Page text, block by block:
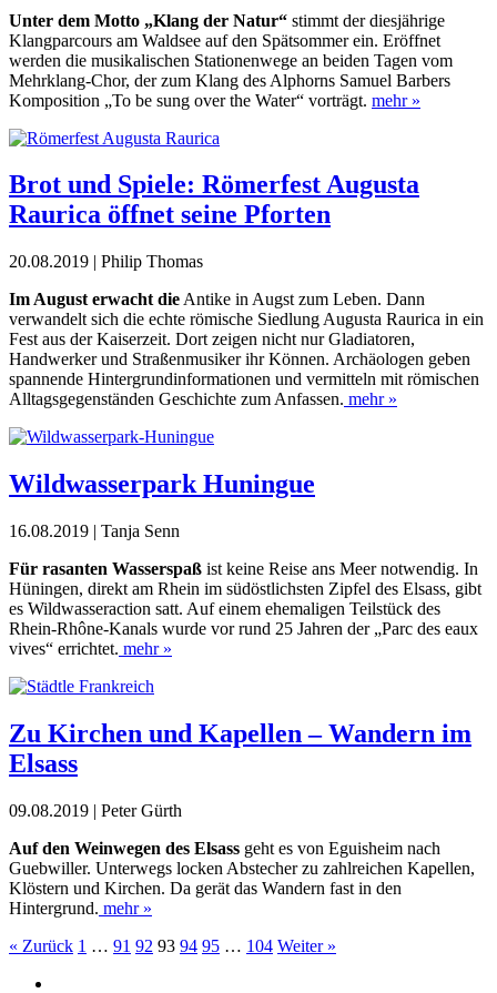
Unter dem Motto „Klang der Natur“ stimmt der diesjährige
Klangparcours am Waldsee auf den Spätsommer ein. Eröffnet
werden die musikalischen Stationenwege an beiden Tagen vom
Mehrklang-Chor, der zum Klang des Alphorns Samuel Barbers
Komposition „To be sung over the Water“ vorträgt. mehr »
Brot und Spiele: Römerfest Augusta
Raurica öffnet seine Pforten
20.08.2019 | Philip Thomas
Im August erwacht die Antike in Augst zum Leben. Dann
verwandelt sich die echte römische Siedlung Augusta Raurica in ein
Fest aus der Kaiserzeit. Dort zeigen nicht nur Gladiatoren,
Handwerker und Straßenmusiker ihr Können. Archäologen geben
spannende Hintergrundinformationen und vermitteln mit römischen
Alltagsgegenständen Geschichte zum Anfassen. mehr »
Wildwasserpark Huningue
16.08.2019 | Tanja Senn
Für rasanten Wasserspaß ist keine Reise ans Meer notwendig. In
Hüningen, direkt am Rhein im südöstlichsten Zipfel des Elsass, gibt
es Wildwasseraction satt. Auf einem ehemaligen Teilstück des
Rhein-Rhône-Kanals wurde vor rund 25 Jahren der „Parc des eaux
vives“ errichtet. mehr »
Zu Kirchen und Kapellen – Wandern im
Elsass
09.08.2019 | Peter Gürth
Auf den Weinwegen des Elsass geht es von Eguisheim nach
Guebwiller. Unterwegs locken Abstecher zu zahlreichen Kapellen,
Klöstern und Kirchen. Da gerät das Wandern fast in den
Hintergrund. mehr »
« Zurück 1 … 91 92 93 94 95 … 104 Weiter »